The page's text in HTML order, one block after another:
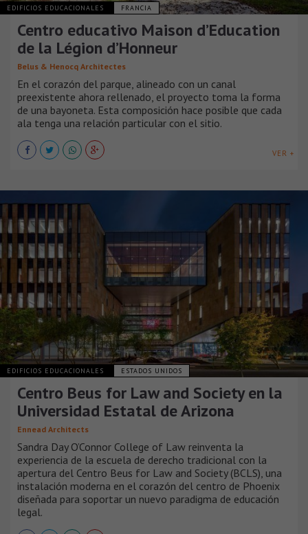
EDIFICIOS EDUCACIONALES FRANCIA
Centro educativo Maison d’Education
de la Légion d’Honneur
Belus & Henocq Architectes
En el corazón del parque, alineado con un canal
preexistente ahora rellenado, el proyecto toma la forma
de una bayoneta. Esta composición hace posible que cada
ala tenga una relación particular con el sitio.
VER +
EDIFICIOS EDUCACIONALES ESTADOS UNIDOS
Centro Beus for Law and Society en la
Universidad Estatal de Arizona
Ennead Architects
Sandra Day O’Connor College of Law reinventa la
experiencia de la escuela de derecho tradicional con la
apertura del Centro Beus for Law and Society (BCLS), una
instalación moderna en el corazón del centro de Phoenix
diseñada para soportar un nuevo paradigma de educación
legal.